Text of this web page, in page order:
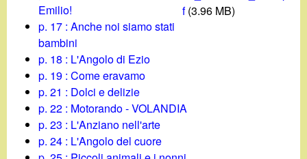
f (3.96 MB)
Emilio!
p. 17 : Anche noi siamo stati
bambini
p. 18 : L'Angolo di Ezio
p. 19 : Come eravamo
p. 21 : Dolci e delizie
p. 22 : Motorando - VOLANDIA
p. 23 : L'Anziano nell'arte
p. 24 : L'Angolo del cuore